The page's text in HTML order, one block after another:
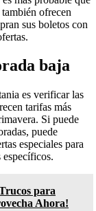
ofrecen
sus boletos con
baja
es verificar las
tarifas más
Si puede
puede
especiales para
específicos.
para
Ahora!